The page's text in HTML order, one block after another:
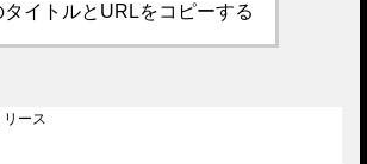
タイトルとURLをコピーする
ース